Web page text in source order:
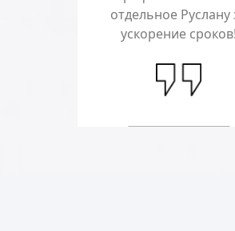
отдельное Руслану
ускорение сроков!